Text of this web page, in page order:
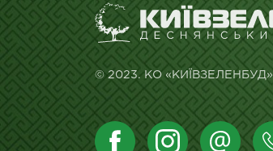
© 2023. КО «КИЇВЗЕЛЕНБУД»